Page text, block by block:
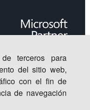
terceros para
del sitio web,
con el fin de
de navegación